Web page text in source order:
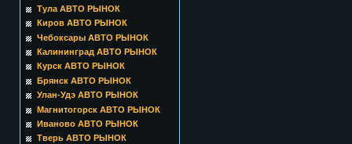
Тула АВТО РЫНОК
Киров АВТО РЫНОК
Чебоксары АВТО РЫНОК
Калининград АВТО РЫНОК
Курск АВТО РЫНОК
Брянск АВТО РЫНОК
Улан-Удэ АВТО РЫНОК
Магнитогорск АВТО РЫНОК
Иваново АВТО РЫНОК
Тверь АВТО РЫНОК